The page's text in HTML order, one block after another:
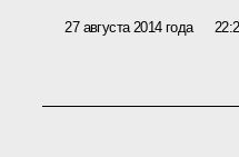
27 августа 2014 года